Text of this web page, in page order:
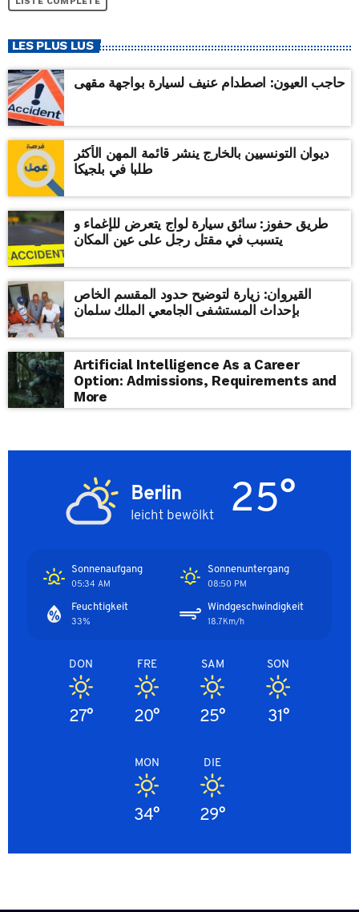
LES PLUS LUS
حاجب العيون: اصطدام عنيف لسيارة بواجهة مقهى
ديوان التونسيين بالخارج ينشر قائمة المهن الأكثر
طلبا في بلجيكا
طريق حفوز: سائق سيارة لواج يتعرض للإغماء و
يتسبب في مقتل رجل على عين المكان
القيروان: زيارة لتوضيح حدود المقسم الخاص
بإحداث المستشفى الجامعي الملك سلمان
Artificial Intelligence As a Career
Option: Admissions, Requirements and
More
Berlin
leicht bewölkt 25°
Sonnenaufgang
05:34 AM
Sonnenuntergang
08:50 PM
Feuchtigkeit
33%
Windgeschwindigkeit
18.7Km/h
DON
27°
FRE
20°
SAM
25°
SON
31°
MON
34°
DIE
29°